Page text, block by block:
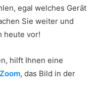
egal welches Gerät
Sie weiter und
heute vor!
hilft Ihnen eine
, das Bild in der